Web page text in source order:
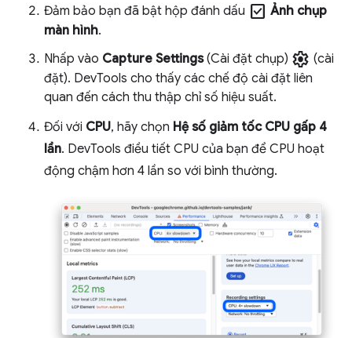
Đảm bảo bạn đã bật hộp đánh dấu check_box Ảnh chụp
màn hình.
Nhấp vào Capture Settings(Cài đặt chụp) settings (cài
đặt). DevTools cho thấy các chế độ cài đặt liên
quan đến cách thu thập chỉ số hiệu suất.
Đối với CPU, hãy chọn Hệ số giảm tốc CPU gấp 4
lần. DevTools điều tiết CPU của bạn để CPU hoạt
động chậm hơn 4 lần so với bình thường.